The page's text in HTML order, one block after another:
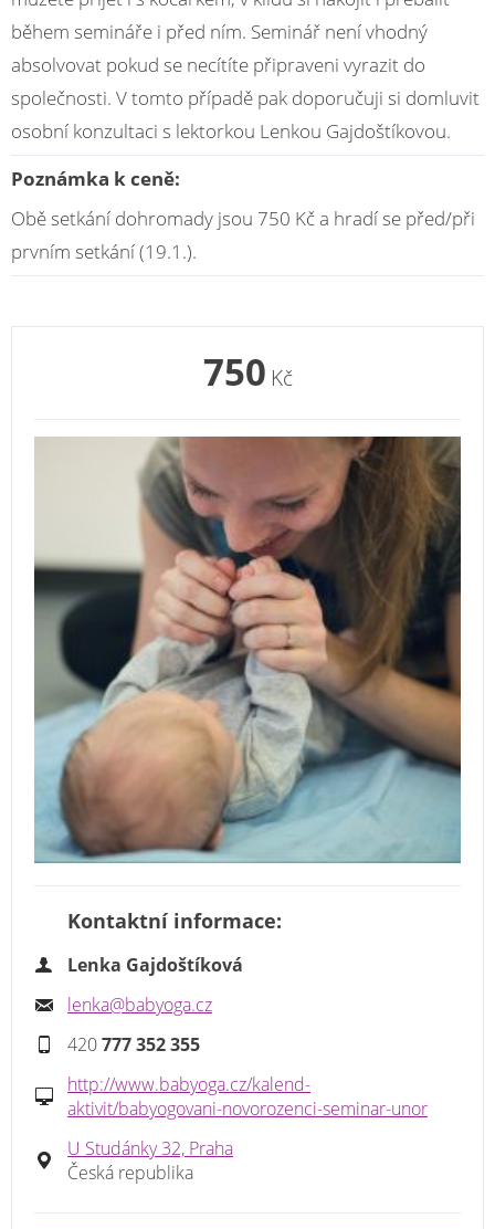
během semináře i před ním. Seminář není vhodný
absolvovat pokud se necítíte připraveni vyrazit do
společnosti. V tomto případě pak doporučuji si domluvit
osobní konzultaci s lektorkou Lenkou Gajdoštíkovou.
Poznámka k ceně:
Obě setkání dohromady jsou 750 Kč a hradí se před/při
prvním setkání (19.1.).
750 Kč
Kontaktní informace:
Lenka Gajdoštíková
lenka@babyoga.cz
420777 352 355
http://www.babyoga.cz/kalend-
aktivit/babyogovani-novorozenci-seminar-unor
U Studánky 32, Praha
Česká republika